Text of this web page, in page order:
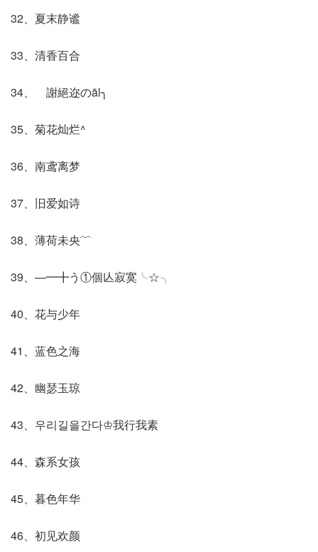
32、夏末静谧
33、清香百合
34、ゞ謝絕迩のāl╮ゞ
35、菊花灿烂^
36、南鸢离梦
37、旧爱如诗
38、薄荷未央﹌
39、—━╋う①個亾寂寞╰☆╮
40、花与少年
41、蓝色之海
42、幽瑟玉琼
43、우리길을간다♔我行我素
44、森系女孩
45、暮色年华
46、初见欢颜